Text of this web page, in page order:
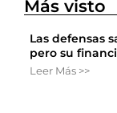
Más visto
Las defensas
pero su
Leer Más >>